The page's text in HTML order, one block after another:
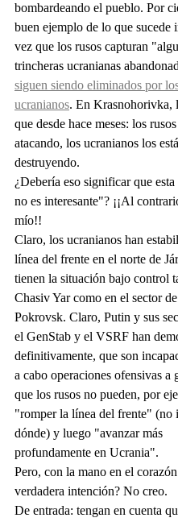
bombardeando el pueblo. Por
buen ejemplo de lo que sucede
vez que los rusos capturan
trincheras ucranianas
siguen siendo eliminados por
ucranianos. En Krasnohorivka,
que desde hace meses: los
atacando, los ucranianos los
destruyendo.
¿Debería eso significar que
no es interesante"? ¡¡Al
mío!!
Claro, los ucranianos han
línea del frente en el norte de
tienen la situación bajo control
Chasiv Yar como en el sector
Pokrovsk. Claro, Putin y sus
el GenStab y el VSRF han
definitivamente, que son
a cabo operaciones ofensivas a
que los rusos no pueden, por
"romper la línea del frente" (no
dónde) y luego "avanzar más
profundamente en Ucrania".
Pero, con la mano en el
verdadera intención? No creo.
De entrada: tengan en cuenta